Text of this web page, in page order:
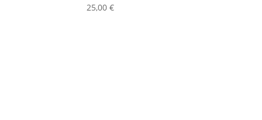
25,00€